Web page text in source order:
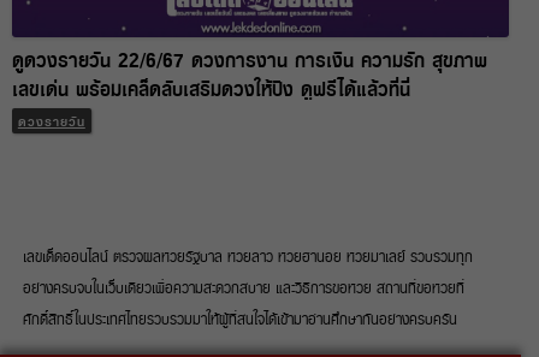
ดูดวงรายวัน 22/6/67 ดวงการงาน การเงิน ความรัก สุขภาพ
เลขเด่น พร้อมเคล็ดลับเสริมดวงให้ปัง ดูฟรีได้แล้วที่นี่
ดวงรายวัน
เลขเด็ดออนไลน์ ตรวจผลหวยรัฐบาล หวยลาว หวยฮานอย หวยมาเลย์ รวบรวมทุก
อย่างครบจบในเว็บเดียวเพื่อความสะดวกสบาย และวิธีการขอหวย สถานที่ขอหวยที่
ศักดิ์สิทธิ์ในประเทศไทยรวบรวมมาให้ผู้ที่สนใจได้เข้ามาอ่านศึกษากันอย่างครบครัน